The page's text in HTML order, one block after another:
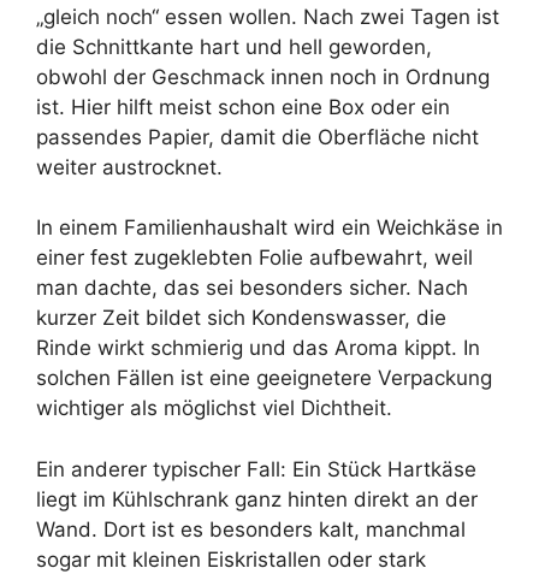
„gleich noch“ essen wollen. Nach zwei Tagen ist
die Schnittkante hart und hell geworden,
obwohl der Geschmack innen noch in Ordnung
ist. Hier hilft meist schon eine Box oder ein
passendes Papier, damit die Oberfläche nicht
weiter austrocknet.
In einem Familienhaushalt wird ein Weichkäse in
einer fest zugeklebten Folie aufbewahrt, weil
man dachte, das sei besonders sicher. Nach
kurzer Zeit bildet sich Kondenswasser, die
Rinde wirkt schmierig und das Aroma kippt. In
solchen Fällen ist eine geeignetere Verpackung
wichtiger als möglichst viel Dichtheit.
Ein anderer typischer Fall: Ein Stück Hartkäse
liegt im Kühlschrank ganz hinten direkt an der
Wand. Dort ist es besonders kalt, manchmal
sogar mit kleinen Eiskristallen oder stark